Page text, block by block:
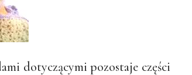
dotyczącymi pozostaje części